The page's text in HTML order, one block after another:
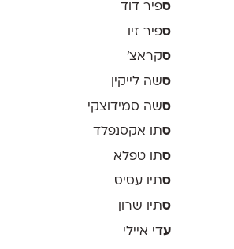
ספיר דוד
ספיר זיו
סקראצ׳
סשה לייקין
סשה סמידוצקי
סתו אקסנפלד
סתו טפלא
סתיו עסיס
סתיו שרון
עדי איילי